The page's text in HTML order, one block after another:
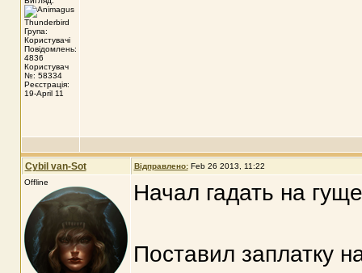
Група:
Користувачі
Повідомлень:
4836
Користувач
№: 58334
Реєстрація:
19-April 11
Cybil van-Sot Відправлено: Feb 26 2013, 11:22
Offline
Начал гадать на гуще
Поставил заплатку